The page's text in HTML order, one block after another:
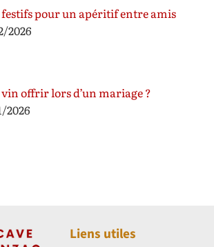
pour un apéritif entre amis
2026
offrir lors d’un mariage ?
2026
Liens utiles